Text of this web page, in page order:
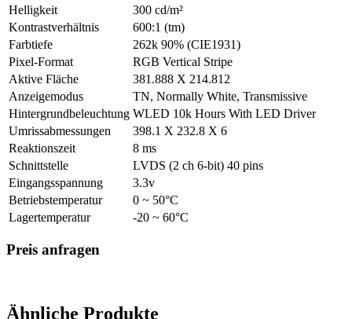
Helligkeit
300 cd/m²
Kontrastverhältnis
600:1 (tm)
Farbtiefe
262k 90% (CIE1931)
Pixel-Format
RGB Vertical Stripe
Aktive Fläche
381.888 X 214.812
Anzeigemodus
TN, Normally White, Transmissive
Hintergrundbeleuchtung WLED 10k Hours With LED Driver
Umrissabmessungen
398.1 X 232.8 X 6
Reaktionszeit
8 ms
Schnittstelle
LVDS (2 ch 6-bit) 40 pins
Eingangsspannung
3.3v
Betriebstemperatur
0 ~ 50°C
Lagertemperatur
-20 ~ 60°C
Preis anfragen
Ähnliche Produkte